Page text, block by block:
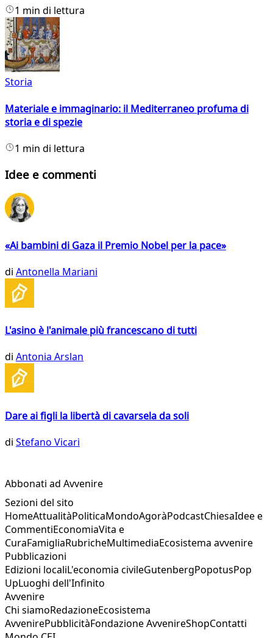
1 min di lettura
Storia
Materiale e immaginario: il Mediterraneo profuma di
storia e di spezie
1 min di lettura
Idee e commenti
«Ai bambini di Gaza il Premio Nobel per la pace»
di Antonella Mariani
L'asino è l'animale più francescano di tutti
di Antonia Arslan
Dare ai figli la libertà di cavarsela da soli
di Stefano Vicari
Abbonati ad Avvenire
Sezioni del sito
HomeAttualitàPoliticaMondoAgoràPodcastChiesaIdee e
CommentiEconomiaVita e
CuraFamigliaRubricheMultimediaEcosistema avvenire
Pubblicazioni
Edizioni localiL'economia civileGutenbergPopotusPop
UpLuoghi dell'Infinito
Avvenire
Chi siamoRedazioneEcosistema
AvvenirePubblicitàFondazione AvvenireShopContatti